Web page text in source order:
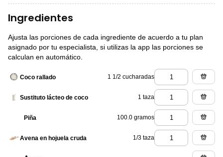
Ingredientes
Ajusta las porciones de cada ingrediente de acuerdo a tu plan
asignado por tu especialista, si utilizas la app las porciones se
calculan en automático.
Coco rallado 1 1/2 cucharadas
Sustituto lácteo de coco 1 taza
Piña 100.0 gramos
Avena en hojuela cruda 1/3 taza